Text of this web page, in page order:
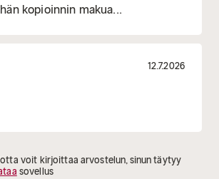
kopioinnin makua...
12.7.2026
voit kirjoittaa arvostelun, sinun täytyy
sovellus